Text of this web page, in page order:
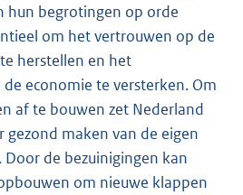
hun begrotingen op orde
om het vertrouwen op de
herstellen en het
economie te versterken. Om
af te bouwen zet Nederland
maken van de eigen
de bezuinigingen kan
om nieuwe klappen